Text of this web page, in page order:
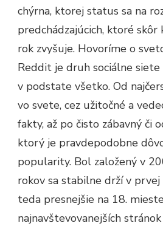
chýrna, ktorej status sa na
predchádzajúcich, ktoré skôr
rok zvyšuje. Hovoríme o
Reddit je druh sociálne
v podstate všetko. Od
vo svete, cez užitočné a
fakty, až po čisto zábavný či
ktorý je pravdepodobne
popularity. Bol založený v
rokov sa stabilne drží v
teda presnejšie na 18.
najnavštevovanejších